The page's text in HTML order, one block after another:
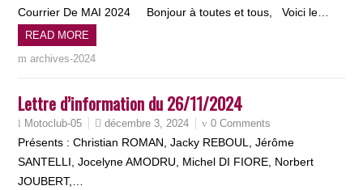
Courrier De MAI 2024 Bonjour à toutes et tous, Voici le…
READ MORE
archives-2024
Lettre d’information du 26/11/2024
Motoclub-05 décembre 3, 2024 0 Comments
Présents : Christian ROMAN, Jacky REBOUL, Jérôme
SANTELLI, Jocelyne AMODRU, Michel DI FIORE, Norbert
JOUBERT,…